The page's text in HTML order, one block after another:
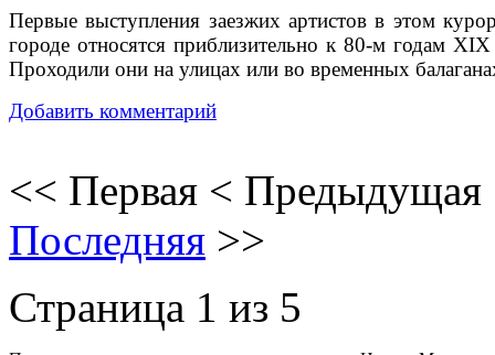
Первые выступления заезжих артистов в этом
городе относятся приблизительно к 80-м годам XIX
Проходили они на улицах или во временных
Добавить комментарий
<< Первая < Предыдущая
Последняя >>
Страница 1 из 5